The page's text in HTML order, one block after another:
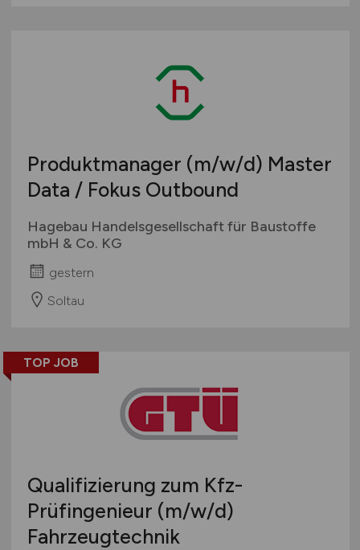
Produktmanager (m/w/d) Master
Data / Fokus Outbound
Hagebau Handelsgesellschaft für Baustoffe
mbH & Co. KG
gestern
Soltau
TOP JOB
Qualifizierung zum Kfz-
Prüfingenieur (m/w/d)
Fahrzeugtechnik